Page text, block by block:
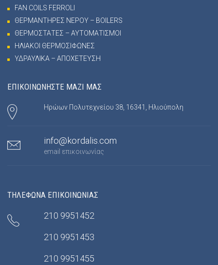
FAN COILS FERROLI
ΘΕΡΜΑΝΤΗΡΕΣ ΝΕΡΟΥ – BOILERS
ΘΕΡΜΟΣΤΑΤΕΣ – ΑΥΤΟΜΑΤΙΣΜΟΙ
ΗΛΙΑΚΟΙ ΘΕΡΜΟΣΙΦΩΝΕΣ
ΥΔΡΑΥΛΙΚΑ – ΑΠΟΧΕΤΕΥΣΗ
ΕΠΙΚΟΙΝΩΝΗΣΤΕ ΜΑΖΙ ΜΑΣ
Ηρώων Πολυτεχνείου 38, 16341, Ηλιούπολη
info@kordalis.com
email επικοινωνίας
ΤΗΛΕΦΩΝΑ ΕΠΙΚΟΙΝΩΝΙΑΣ
210 9951452
210 9951453
210 9951455